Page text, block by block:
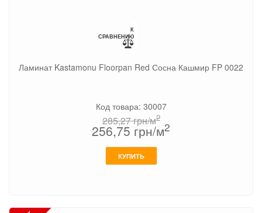
К
СРАВНЕНИЮ
Ламинат Kastamonu Floorpan Red Сосна Кашмир FP 0022
Код товара: 30007
285,27грн/м2
256,75 грн/м2
КУПИТЬ